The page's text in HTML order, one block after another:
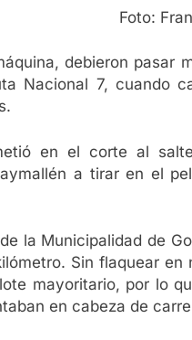
Foto:
debieron pasar
Nacional 7, cuando
en el corte al
a tirar en el
la Municipalidad de
Sin flaquear
mayoritario, por lo
en cabeza de